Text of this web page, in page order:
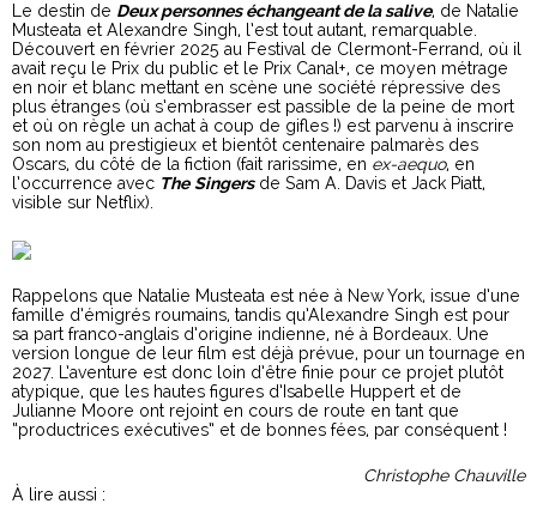
Le destin de Deux personnes échangeant de la salive, de Natalie
Musteata et Alexandre Singh, l’est tout autant, remarquable.
Découvert en février 2025 au Festival de Clermont-Ferrand, où il
avait reçu le Prix du public et le Prix Canal+, ce moyen métrage
en noir et blanc mettant en scène une société répressive des
plus étranges (où s’embrasser est passible de la peine de mort
et où on règle un achat à coup de gifles !) est parvenu à inscrire
son nom au prestigieux et bientôt centenaire palmarès des
Oscars, du côté de la fiction (fait rarissime, en ex-aequo, en
l’occurrence avec The Singersde Sam A. Davis et Jack Piatt,
visible sur Netflix).
Rappelons que Natalie Musteata est née à New York, issue d’une
famille d’émigrés roumains, tandis qu’Alexandre Singh est pour
sa part franco-anglais d’origine indienne, né à Bordeaux. Une
version longue de leur film est déjà prévue, pour un tournage en
2027. L’aventure est donc loin d’être finie pour ce projet plutôt
atypique, que les hautes figures d’Isabelle Huppert et de
Julianne Moore ont rejoint en cours de route en tant que
“productrices exécutives” et de bonnes fées, par conséquent !
Christophe Chauville
À lire aussi :